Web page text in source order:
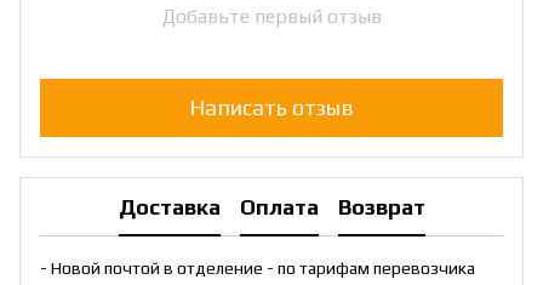
Добавьте первый отзыв
Написать отзыв
Доставка Оплата Возврат
- Новой почтой в отделение - по тарифам перевозчика